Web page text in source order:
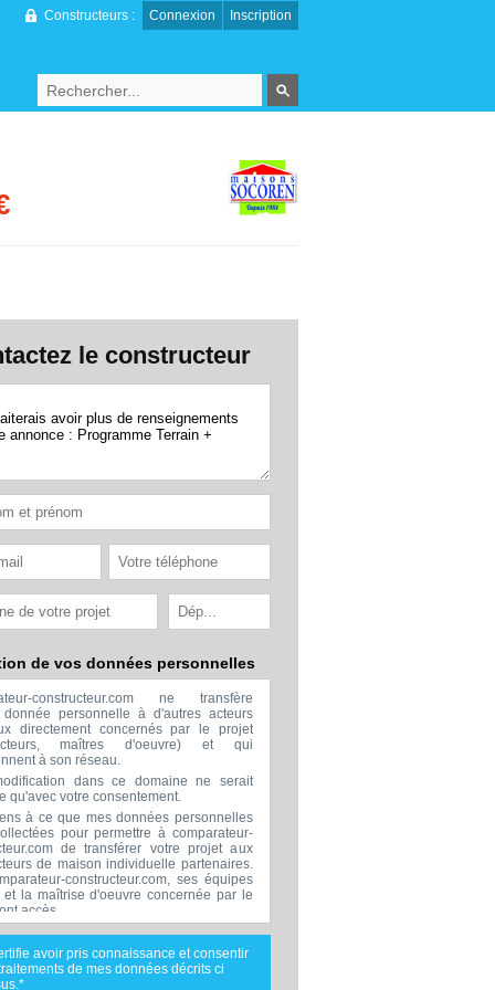
Constructeurs : Connexion Inscription
le constructeur
de vos données personnelles
constructeur.com ne transfère
donnée personnelle à d'autres acteurs
directement concernés par le projet
maîtres d'oeuvre) et qui
à son réseau.
dans ce domaine ne serait
qu'avec votre consentement.
à ce que mes données personnelles
pour permettre à comparateur-
de transférer votre projet aux
de maison individuelle partenaires.
constructeur.com, ses équipes
et la maîtrise d'oeuvre concernée par le
accès.
transmission de données à des tiers à
de ceux décrits ci dessus n'est
téléphoniques seront uniquement
avoir pris connaissance et consentir
de mes données décrits ci